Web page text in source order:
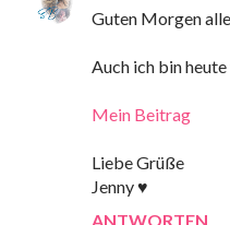
Guten Morgen
Auch ich bin
Mein Beitrag
Liebe Grüße
Jenny ♥
ANTWORTEN